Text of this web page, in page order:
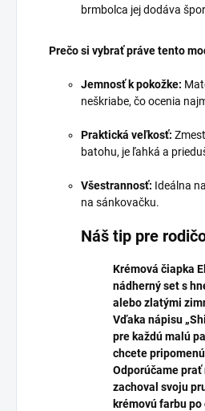
brmbolca jej dodáva
Prečo si vybrať práve tento
Jemnosť k pokožke:
neškriabe, čo ocenia
Praktická veľkosť:
batohu, je ľahká a
Všestrannosť: Ideálna
na sánkovačku.
Náš tip pre
Krémová čiapka
nádherný set s
alebo zlatými
Vďaka nápisu
pre každú malú
chcete
Odporúčame prať
zachoval svoju
krémovú farbu po